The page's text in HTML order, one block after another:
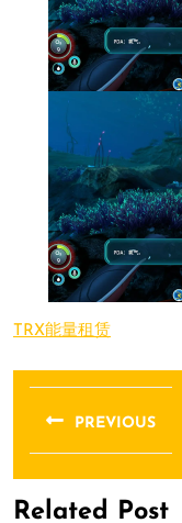
TRX能量租赁
文
导
航
PREVIOUS
post:
Related Post